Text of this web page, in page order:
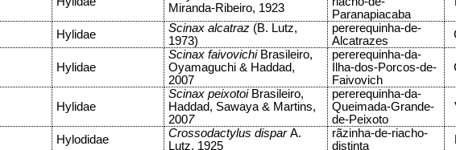
Miranda-Ribeiro, 1923
Paranapiacaba
Hylidae Scinax alcatraz(B. Lutz,
1973)
pererequinha-de-
Alcatrazes
Hylidae
Scinax faivovichi Brasileiro,
Oyamaguchi & Haddad,
2007
pererequinha-da-
Ilha-dos-Porcos-de-
Faivovich
Hylidae
Scinax peixotoi Brasileiro,
Haddad, Sawaya & Martins,
2007
pererequinha-da-
Queimada-Grande-
de-Peixoto
Hylodidae Crossodactylus disparA.
Lutz, 1925
rãzinha-de-riacho-
distinta